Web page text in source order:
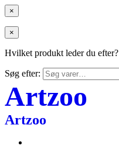
×
×
Hvilket produkt leder du efter?
Søg efter:
Artzoo
Artzoo